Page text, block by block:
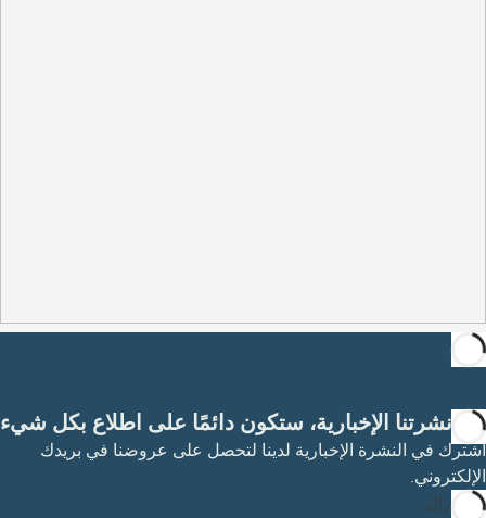
مع نشرتنا الإخبارية، ستكون دائمًا على اطلاع بكل شيء
اشترك في النشرة الإخبارية لدينا لتحصل على عروضنا في بريدك
الإلكتروني.
الاشتراك